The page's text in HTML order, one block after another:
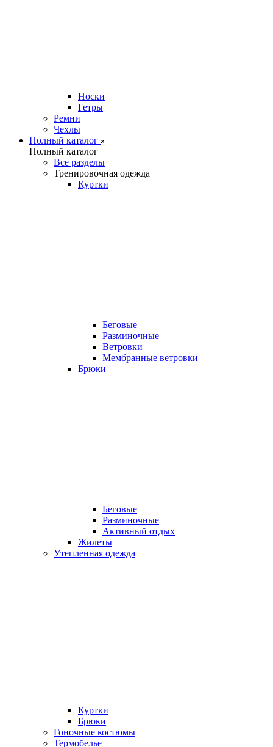
Носки
Гетры
Ремни
Чехлы
Полный каталог
Полный каталог
Все разделы
Тренировочная одежда
Куртки
Беговые
Разминочные
Ветровки
Мембранные ветровки
Брюки
Беговые
Разминочные
Активный отдых
Жилеты
Утепленная одежда
Куртки
Брюки
Гоночные костюмы
Термобелье